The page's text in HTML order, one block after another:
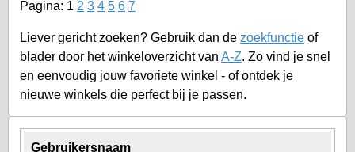
Gebruikersnaam
Pagina: 1 2 3 4 5 6 7
Liever gericht zoeken? Gebruik dan de zoekfunctie of
blader door het winkeloverzicht van A-Z. Zo vind je snel
en eenvoudig jouw favoriete winkel - of ontdek je
nieuwe winkels die perfect bij je passen.